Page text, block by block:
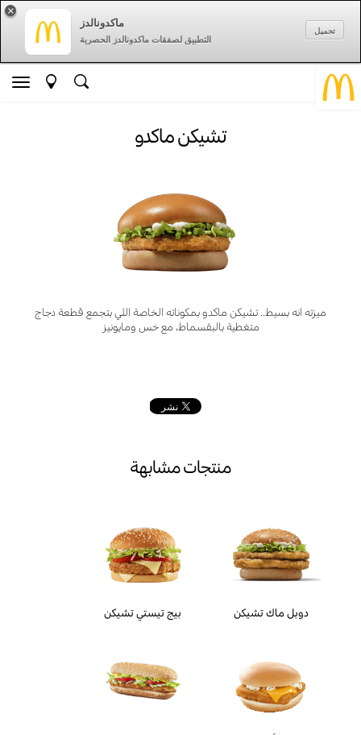
ماكدونالدز
التطبيق لصفقات ماكدونالدز الحصرية
تحميل
×
تشيكن ماكدو
ميزته انه بسيط.. تشيكن ماكدو بمكوناته الخاصة اللي بتجمع قطعة دجاج
متغطية بالبقسماط، مع خس ومايونيز
منتجات مشابهة
دوبل ماك تشيكن بيج تيستي تشيكن